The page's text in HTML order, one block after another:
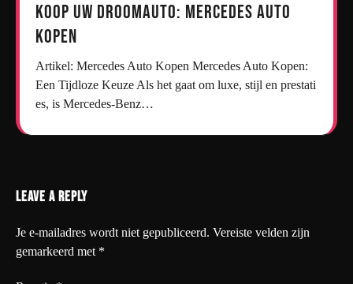
Koop uw droomauto: Mercedes auto
kopen
Artikel: Mercedes Auto Kopen Mercedes Auto Kopen:
Een Tijdloze Keuze Als het gaat om luxe, stijl en prestati
es, is Mercedes-Benz…
Leave a Reply
Je e-mailadres wordt niet gepubliceerd. Vereiste velden zijn
gemarkeerd met *